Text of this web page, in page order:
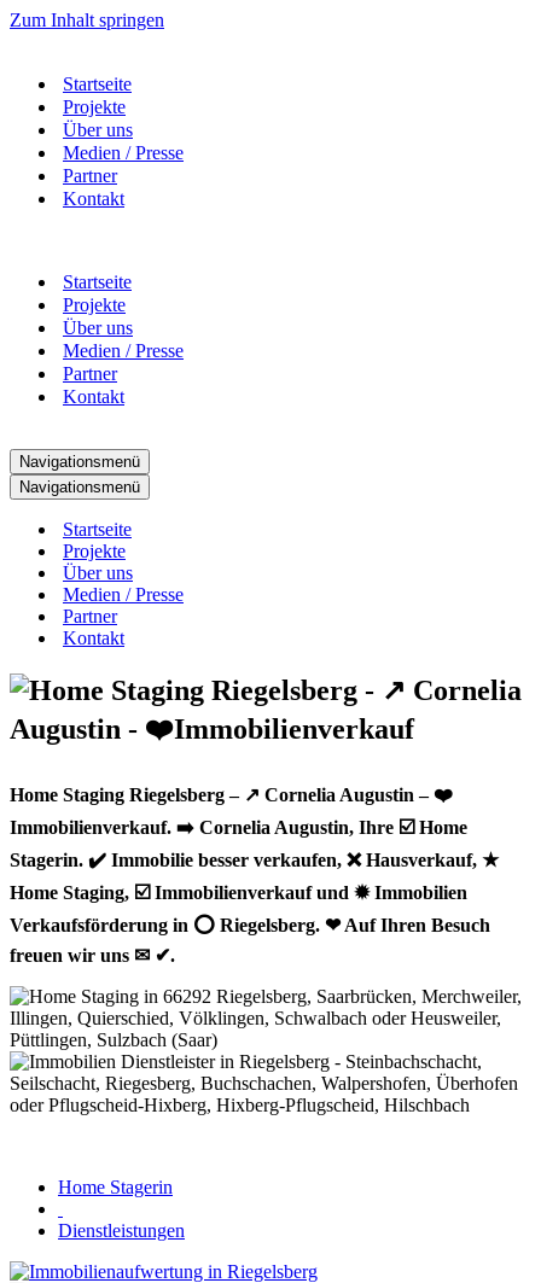
Zum Inhalt springen
Startseite
Projekte
Über uns
Medien / Presse
Partner
Kontakt
Startseite
Projekte
Über uns
Medien / Presse
Partner
Kontakt
Navigationsmenü
Navigationsmenü
Startseite
Projekte
Über uns
Medien / Presse
Partner
Kontakt
Home Staging Riegelsberg – ↗️ Cornelia Augustin – ❤️
Immobilienverkauf. ➡️ Cornelia Augustin, Ihre ☑️ Home
Stagerin. ✔️ Immobilie besser verkaufen, ❌ Hausverkauf, ★
Home Staging, ☑️ Immobilienverkauf und ✹ Immobilien
Verkaufsförderung in ⭕ Riegelsberg. ❤ Auf Ihren Besuch
freuen wir uns ✉ ✔.
Home Stagerin
Dienstleistungen